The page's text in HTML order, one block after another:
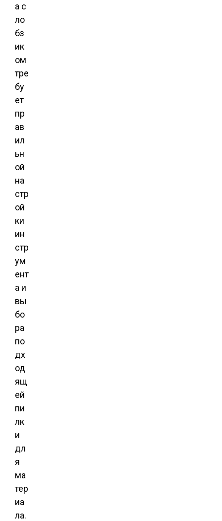
а с
ло
бз
ик
ом
тре
бу
ет
пр
ав
ил
ьн
ой
на
стр
ой
ки
ин
стр
ум
ент
а и
вы
бо
ра
по
дх
од
ящ
ей
пи
лк
и
дл
я
ма
тер
иа
ла.